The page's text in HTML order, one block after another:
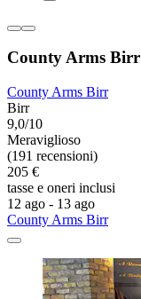
County Arms Birr
County Arms Birr
Birr
9,0/10
Meraviglioso
(191 recensioni)
205 €
tasse e oneri inclusi
12 ago - 13 ago
County Arms Birr